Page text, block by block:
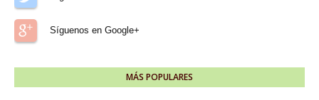
Síguenos en Google+
MÁS POPULARES